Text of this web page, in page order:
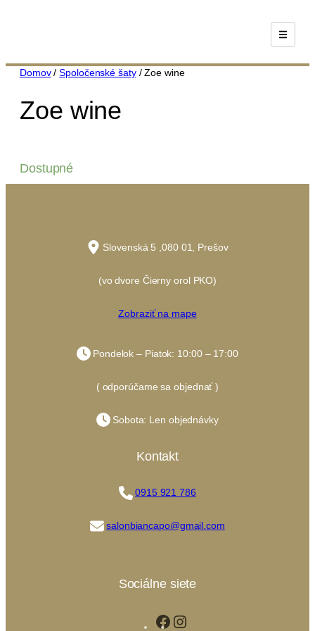
Domov/Spoločenské šaty/ Zoe wine
Zoe wine
Dostupné
Slovenská 5 ,080 01, Prešov
(vo dvore Čierny orol PKO)
Zobraziť na mape
Pondelok – Piatok: 10:00 – 17:00
( odporúčame sa objednať )
Sobota: Len objednávky
Kontakt
0915 921 786
salonbiancapo@gmail.com
Sociálne siete
Facebook